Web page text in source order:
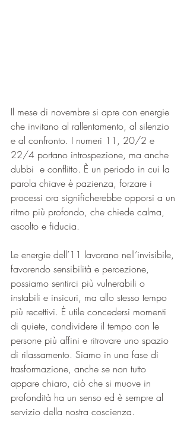
Il mese di novembre si apre con energie
che invitano al rallentamento, al silenzio
e al confronto. I numeri 11, 20/2 e
22/4 portano introspezione, ma anche
dubbi  e conflitto. È un periodo in cui la
parola chiave è pazienza, forzare i
processi ora significherebbe opporsi a un
ritmo più profondo, che chiede calma,
ascolto e fiducia.
Le energie dell’11 lavorano nell’invisibile,
favorendo sensibilità e percezione,
possiamo sentirci più vulnerabili o
instabili e insicuri, ma allo stesso tempo
più recettivi. È utile concedersi momenti
di quiete, condividere il tempo con le
persone più affini e ritrovare uno spazio
di rilassamento. Siamo in una fase di
trasformazione, anche se non tutto
appare chiaro, ciò che si muove in
profondità ha un senso ed è sempre al
servizio della nostra coscienza.